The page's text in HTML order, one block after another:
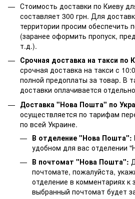
Стоимость доставки по Киеву
составляет 300 грн. Для
территории просим обеспечить
(заранее оформить пропуск,
т.д.).
Срочная доставка на такси по
срочная доставка на такси с
полной предоплаты за товар. В
доставки оплачивается
Доставка "Нова Пошта" по
осуществляется по тарифам
по всей Украине.
В отделение "Нова Пошта":
удобном для вас отделении
В почтомат "Нова Пошта":
почтомате, пожалуйста,
отделение в комментариях к
выбранный почтомат будет